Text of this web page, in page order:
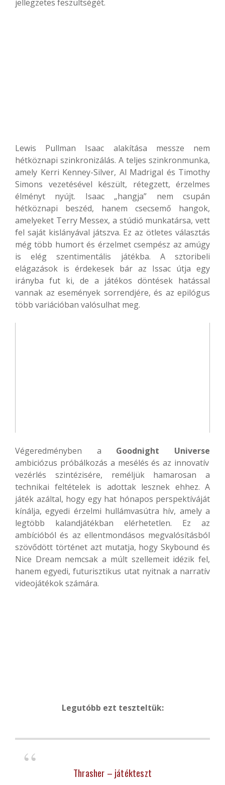
jellegzetes feszültségét.
Lewis Pullman Isaac alakítása messze nem
hétköznapi szinkronizálás. A teljes szinkronmunka,
amely Kerri Kenney-Silver, Al Madrigal és Timothy
Simons vezetésével készült, rétegzett, érzelmes
élményt nyújt. Isaac „hangja” nem csupán
hétköznapi beszéd, hanem csecsemő hangok,
amelyeket Terry Messex, a stúdió munkatársa, vett
fel saját kislányával játszva. Ez az ötletes választás
még több humort és érzelmet csempész az amúgy
is elég szentimentális játékba. A sztoribeli
elágazások is érdekesek bár az Issac útja egy
irányba fut ki, de a játékos döntések hatással
vannak az események sorrendjére, és az epilógus
több variációban valósulhat meg.
Végeredményben a Goodnight Universe
ambiciózus próbálkozás a mesélés és az innovatív
vezérlés szintézisére, reméljük hamarosan a
technikai feltételek is adottak lesznek ehhez. A
játék azáltal, hogy egy hat hónapos perspektíváját
kínálja, egyedi érzelmi hullámvasútra hív, amely a
legtöbb kalandjátékban elérhetetlen. Ez az
ambícióból és az ellentmondásos megvalósításból
szövődött történet azt mutatja, hogy Skybound és
Nice Dream nemcsak a múlt szellemeit idézik fel,
hanem egyedi, futurisztikus utat nyitnak a narratív
videojátékok számára.
Legutóbb ezt teszteltük:
Thrasher – játékteszt